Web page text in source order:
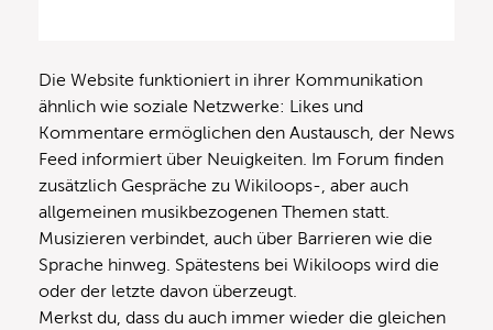
Die Website funktioniert in ihrer Kommunikation
ähnlich wie soziale Netzwerke: Likes und
Kommentare ermöglichen den Austausch, der News
Feed informiert über Neuigkeiten. Im Forum finden
zusätzlich Gespräche zu Wikiloops-, aber auch
allgemeinen musikbezogenen Themen statt.
Musizieren verbindet, auch über Barrieren wie die
Sprache hinweg. Spätestens bei Wikiloops wird die
oder der letzte davon überzeugt.
Merkst du, dass du auch immer wieder die gleichen